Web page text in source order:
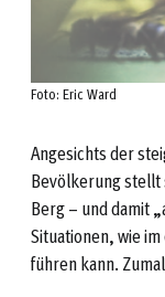
Foto: Eric Ward
Angesichts der
Bevölkerung stellt
Berg – und damit
Situationen, wie
führen kann.